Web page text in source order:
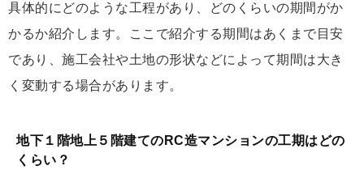
具体的にどのような工程があり、どのくらいの期間がか
かるか紹介します。ここで紹介する期間はあくまで目安
であり、施工会社や土地の形状などによって期間は大き
く変動する場合があります。
地下１階地上５階建てのRC造マンションの工期はどの
くらい？